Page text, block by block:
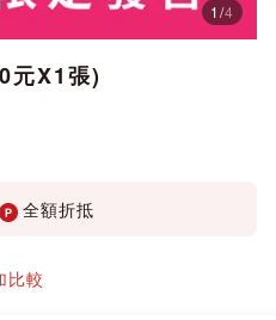
1/4
元X1張)
全額折抵
比較